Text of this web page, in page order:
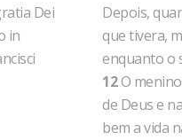
Dei
in
Depois,
que tivera,
enquanto o
12O
de Deus e
bem a vida